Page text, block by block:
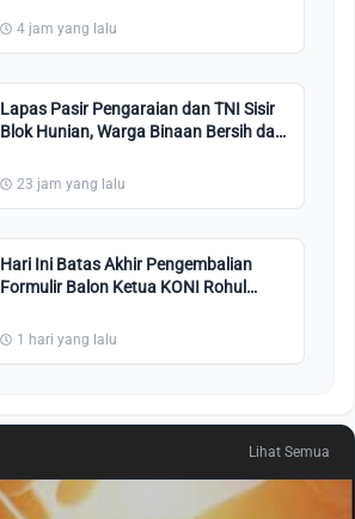
4 jam yang lalu
Lapas Pasir Pengaraian dan TNI Sisir
Blok Hunian, Warga Binaan Bersih dari
23 jam yang lalu
Hari Ini Batas Akhir Pengembalian
Formulir Balon Ketua KONI Rohul
1 hari yang lalu
Lihat Semua